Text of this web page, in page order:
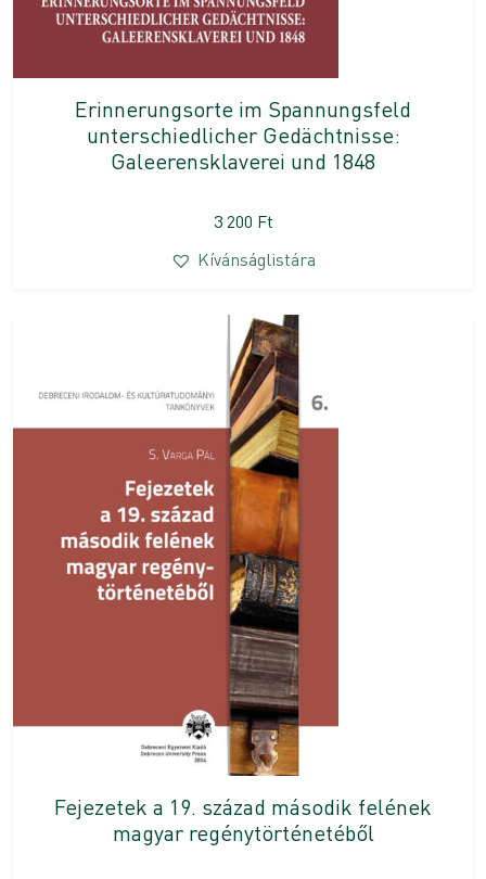
Erinnerungsorte im Spannungsfeld
unterschiedlicher Gedächtnisse:
Galeerensklaverei und 1848
3 200 Ft
Kívánságlistára
Fejezetek a 19. század második felének
magyar regénytörténetéből